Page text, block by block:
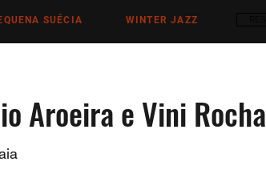
SUÉCIA WINTER JAZZ
Aroeira e Vini Rocha